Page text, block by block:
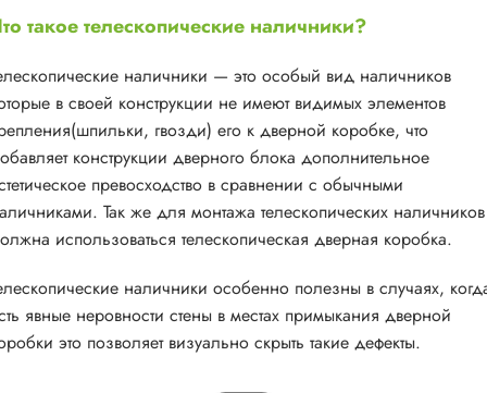
такое телескопические наличники?
наличники — это особый вид наличников
в своей конструкции не имеют видимых элементов
гвозди) его к дверной коробке, что
конструкции дверного блока дополнительное
превосходство в сравнении с обычными
Так же для монтажа телескопических наличников
использоваться телескопическая дверная коробка.
наличники особенно полезны в случаях,
явные неровности стены в местах примыкания дверной
это позволяет визуально скрыть такие дефекты.